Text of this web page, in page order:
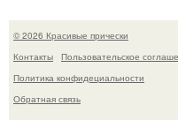
© 2026 Красивые прически
Контакты
Пользовательское
Политика конфидециальности
Обратная связь